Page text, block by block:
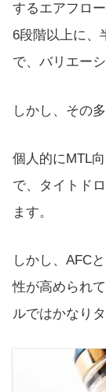
するエアフロ
6段階以上に、
で、バリエーシ
しかし、その
個人的にMTL
で、タイトド
ます。
しかし、AFC
性が高められ
ルではかなり